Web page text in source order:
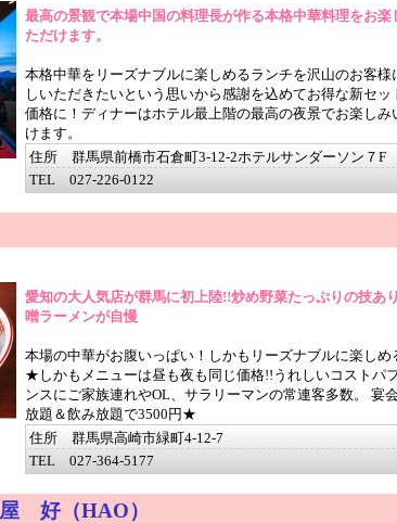
最高の景観で本場中国の料理長が作る本格中華料理をお楽
ただけます。
本格中華をリーズナブルに楽しめるランチを沢山のお客様
しいただきたいという思いから感謝を込めてお得な新セッ
価格に！ディナーはホテル最上階の最高の夜景でお楽しみ
けます。
住所 群馬県前橋市石倉町3-12-2ホテルサンダーソン７F
TEL 027-226-0122
愛知の大人気店が群馬に初上陸!!炒め野菜たっぷりの技あ
噌ラーメンが自慢
本場の中華がお腹いっぱい！しかもリーズナブルに楽しめ
★しかもメニューは昼も夜も同じ価格!!うれしいコストパ
ンスにご家族連れやOL、サラリーマンの常連客多数。 宴
放題＆飲み放題で3500円★
住所 群馬県高崎市緑町4-12-7
TEL 027-364-5177
好（HAO）